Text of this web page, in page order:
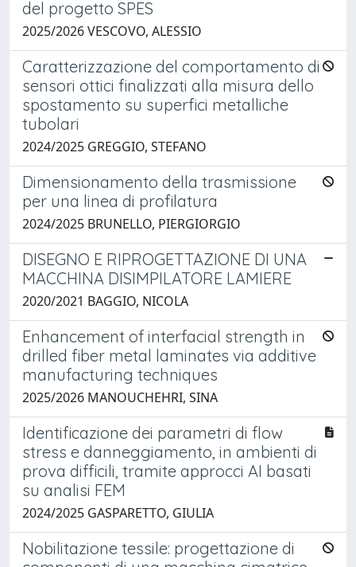
del progetto SPES
2025/2026 VESCOVO, ALESSIO
Caratterizzazione del comportamento di
sensori ottici finalizzati alla misura dello
spostamento su superfici metalliche
tubolari
2024/2025 GREGGIO, STEFANO
Dimensionamento della trasmissione
per una linea di profilatura
2024/2025 BRUNELLO, PIERGIORGIO
DISEGNO E RIPROGETTAZIONE DI UNA
MACCHINA DISIMPILATORE LAMIERE
2020/2021 BAGGIO, NICOLA
Enhancement of interfacial strength in
drilled fiber metal laminates via additive
manufacturing techniques
2025/2026 MANOUCHEHRI, SINA
Identificazione dei parametri di flow
stress e danneggiamento, in ambienti di
prova difficili, tramite approcci AI basati
su analisi FEM
2024/2025 GASPARETTO, GIULIA
Nobilitazione tessile: progettazione di